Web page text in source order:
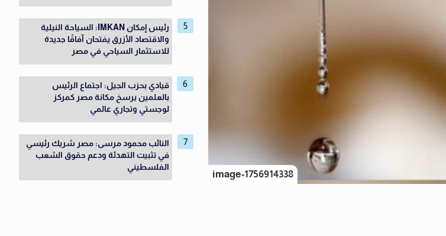
image-1756914338
رئيس إمكان IMKAN: السياحة النيلية
والاقتصاد الأزرق يفتحان آفاقًا جديدة
للاستثمار السياحي في مصر
قيادي بحزب الجيل: اجتماع الرئيس
بالعلمين يرسخ مكانة مصر كمركز
لوجستي وتجاري عالمي
النائب محمود مرسى: مصر شريك رئيسي
في تثبيت التهدئة ودعم حقوق الشعب
الفلسطيني